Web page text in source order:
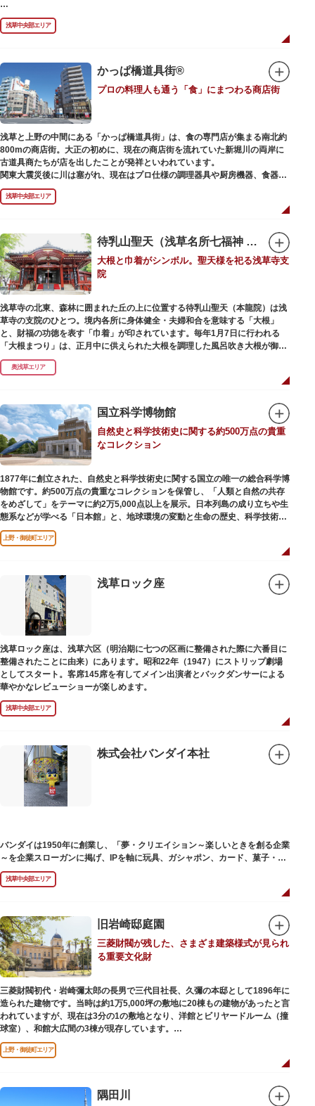
浅草の象徴とも言える「雷門（風雷神門）」は、高さ3.9mの大提灯と風神雷
神像が安置された浅草寺の総門。本堂前には2体の仁王尊像が並ぶ山門「宝
蔵門」が建ち、参拝客を堂々と迎えてくれます。本堂前には、邪気を払うご
身を清めましょう。「観音堂」とも呼ばれる本堂にはご本尊の聖観世音菩薩
が祀られており、毎日定時に法要が執り行われています。
境内の歴史ある建造物も必見です。ひと際目立つ五重塔、国指定重要文化財
の二天門、浅草名所七福神のひとつ・大黒天が祀られた影向堂（ようごうど
う）など、悠久の時に思いを馳せて見学をお楽しみください。
日没後はライトアップされ、朱塗りの建物がより一層鮮やかに浮かび上がり
ます。昼間は約90店舗が軒を連ねる仲見世のお店も閉まり、シャッターに描
かれた「浅草絵巻」を楽しめるのも夜の醍醐味。撮影スポットやデートスポ
ットにもおすすめです。昼間と比べて人が少なくゆっくり巡れるので、足を
運んでみてはいかがでしょうか。
浅草中央部エリア
かっぱ橋道具街®
プロの料理人も通う「食」にまつわる商店街
浅草と上野の中間にある「かっぱ橋道具街」は、食の専門店が集まる南北約
800mの商店街。大正の初めに、現在の商店街を流れていた新堀川の両岸に
古道具商たちが店を出したことが発祥といわれています。
関東大震災後に川は塞がれ、現在はプロ仕様の調理器具や厨房機器、食器、
包材、調理衣装など「食」にまつわる約170軒の専門店が集まる個性的な専
門商店街として賑わいを見せています。もちろん、ほとんどのお店が小売に
も対応。家庭の調理用具を購入したい人や観光客にもおすすめです。食品サ
毎年、道具の日である10月9日前後に開催される「かっぱ橋道具まつり」で
は、各店舗がおすすめ商品や掘り出しものを販売。また、年ごとに異なる
様々な催しものも行われます。
浅草中央部エリア
待乳山聖天（浅草名所七福神 毘沙門天）
大根と巾着がシンボル。聖天様を祀る浅草寺支
院
浅草寺の北東、森林に囲まれた丘の上に位置する待乳山聖天（本龍院）は浅
草寺の支院のひとつ。境内各所に身体健全・夫婦和合を意味する「大根」
と、財福の功徳を表す「巾着」が印されています。毎年1月7日に行われる
「大根まつり」は、正月中に供えられた大根を調理した風呂吹き大根が御神
酒とともに参拝者に振る舞われるイベント。聖天様のお下がりの大根をいた
だくことで、心身健康のご利益があるそうです。
養する最高の祈祷法。心願成就の力があると考えられており、依頼すると7
日間毎朝祈祷していただけます。また、浅草名所七福神のひとつとしても知
られ、毘沙門天が祀られています。
奥浅草エリア
国立科学博物館
自然史と科学技術史に関する約500万点の貴重
なコレクション
1877年に創立された、自然史と科学技術史に関する国立の唯一の総合科学博
物館です。約500万点の貴重なコレクションを保管し、「人類と自然の共存
をめざして」をテーマに約2万5,000点以上を展示。日本列島の成り立ちや生
態系などが学べる「日本館」と、地球環境の変動と生命の歴史、科学技術の
進歩などが学べる「地球館」の2つの常設展示をメインに、特別展・企画展
などから構成されています。
2005年「愛・地球博」の長久手日本館で人気を博した「地球の部屋」を移設
100万分の1の大きさ）のドームの内側すべてがスクリーンになっている世界
初のシアターで、月ごとに変わるオリジナル映像を上映しています。
楽しみながら学習できるイベント企画や、恐竜をはじめとした様々な実物標
本、子ども向けのコーナーもあり、お子様連れでも楽しめる博物館です。
また、国立科学博物館では、日本およびアジアにおける科学系博物館の中核
施設として、調査研究、標本資料の収集・保管・活用、展示・学習支援を推
進。これらの活動を上野の本館、白金台の附属自然教育園、茨城県つくば市
の実験植物園や筑波研究施設（非公開）で展開しています。
上野・御徒町エリア
浅草ロック座
浅草ロック座は、浅草六区（明治期に七つの区画に整備された際に六番目に
整備されたことに由来）にあります。昭和22年（1947）にストリップ劇場
としてスタート。客席145席を有してメイン出演者とバックダンサーによる
華やかなレビューショーが楽しめます。
浅草中央部エリア
株式会社バンダイ本社
バンダイは1950年に創業し、「夢・クリエイション～楽しいときを創る企業
～を企業スローガンに掲げ、IPを軸に玩具、ガシャポン、カード、菓子・食
品・食玩、アパレル、日用雑貨など、お客さまの身近で楽しんでいただける
エンターテインメントをお届けしています。
浅草中央部エリア
旧岩崎邸庭園
三菱財閥が残した、さまざま建築様式が見られ
る重要文化財
三菱財閥初代・岩崎彌太郎の長男で三代目社長、久彌の本邸として1896年に
造られた建物です。当時は約1万5,000坪の敷地に20棟もの建物があったと言
われていますが、現在は3分の1の敷地となり、洋館とビリヤードルーム（撞
球室）、和館大広間の3棟が現存しています。
【洋館】
鹿鳴館の建築家として知られるジョサイア・コンドルによって設計された西
ています。
上野・御徒町エリア
隅田川